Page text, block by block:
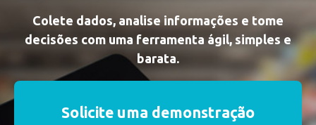
Colete dados, analise informações e tome
decisões com uma ferramenta ágil, simples e
barata.
Solicite uma demonstração